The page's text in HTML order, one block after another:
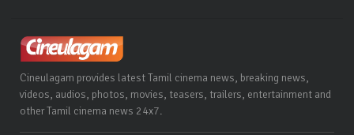
Cineulagam provides latest Tamil cinema news, breaking news,
videos, audios, photos, movies, teasers, trailers, entertainment and
other Tamil cinema news 24x7.